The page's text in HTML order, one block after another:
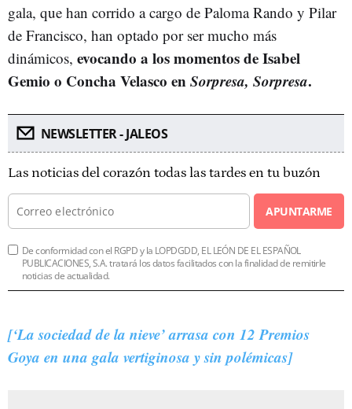
gala, que han corrido a cargo de Paloma Rando y Pilar
de Francisco, han optado por ser mucho más
dinámicos, evocando a los momentos de Isabel
Gemio o Concha Velasco enSorpresa, Sorpresa.
NEWSLETTER - JALEOS
Las noticias del corazón todas las tardes en tu buzón
APUNTARME
De conformidad con el RGPD y la LOPDGDD, EL LEÓN DE EL ESPAÑOL
PUBLICACIONES, S.A. tratará los datos facilitados con la finalidad de remitirle
noticias de actualidad.
[‘La sociedad de la nieve’ arrasa con 12 Premios
Goya en una gala vertiginosa y sin polémicas]